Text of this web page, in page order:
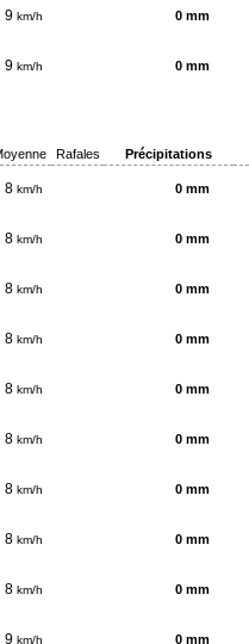
9 km/h 0 mm
9 km/h 0 mm
Rafales Précipitations
8 km/h 0 mm
8 km/h 0 mm
8 km/h 0 mm
8 km/h 0 mm
8 km/h 0 mm
8 km/h 0 mm
8 km/h 0 mm
8 km/h 0 mm
8 km/h 0 mm
9 km/h 0 mm